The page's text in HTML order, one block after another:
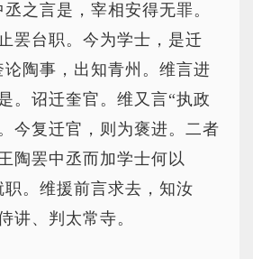
之言是，宰相安得无罪。
罢台职。今为学士，是迁
论陶事，出知青州。维言进
。诏迁奎官。维又言“执政
今复迁官，则为褒进。二者
陶罢中丞而加学士何以
。维援前言求去，知汝
讲、判太常寺。